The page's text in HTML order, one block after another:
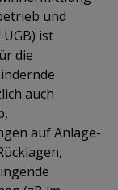
und
ist
die
auch
auf Anlage-